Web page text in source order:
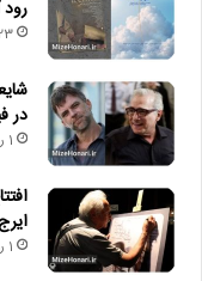
• زمان ساخت و اکران «مایکل ۲» اعلام شد
• راهیابی ۲ انیمیشن کوتاه به سی‌امین جشنواره فیلم رود آیلند
• شایعه یا واقعیت؟ نقش
اسکورسیزی
• افتتاح نمایش «یک فیل
• جزئیات اکران مستند
رود
23
در
1 روز پیش
1 روز پیش